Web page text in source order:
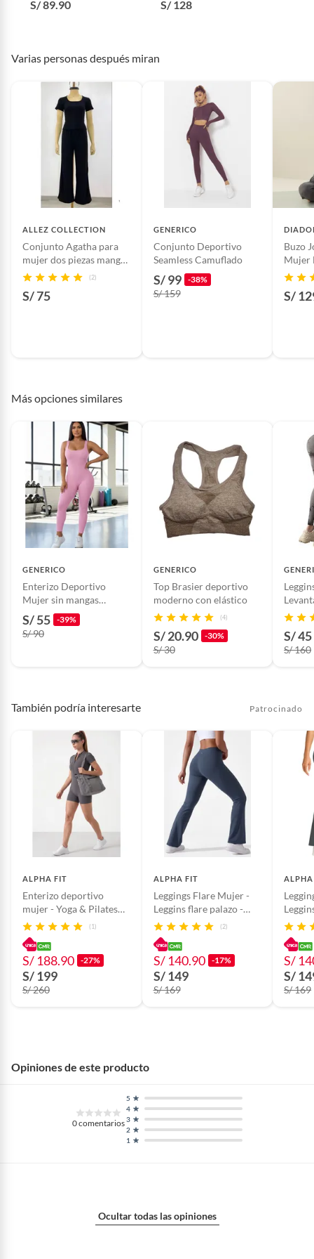
Ancho/diámetro
Garantía del
proveedor
Género Mujer
Incluye
conjunto deportivo en su bolsa
hermetica con cierre
S/ 89.90 S/ 128
Varias personas después miran
ALLEZ COLLECTION
Conjunto Agatha para
mujer dos piezas manga
corta
(2)
S/ 75
GENERICO
Conjunto Deportivo
Seamless Camuflado
S/ 99 -38%
S/ 159
Buzo
Mujer
S/
Más opciones similares
GENERICO
Enterizo Deportivo
Mujer sin mangas
acanalado ROSADO
S/ 55 -39%
S/ 90
GENERICO
Top Brasier deportivo
moderno con elástico
(4)
S/ 20.90 -30%
S/ 30
Gym
S/ 45
S/ 160
También podría interesarte Patrocinado
ALPHA FIT
Enterizo deportivo
mujer - Yoga & Pilates
Suit - Conjunto gym
(1)
S/ 188.90 -27%
S/ 199
S/ 260
ALPHA FIT
Leggings Flare Mujer -
Leggins flare palazo -
Malla deportiva mujer
(2)
S/ 140.90 -17%
S/ 149
S/ 169
Malla
S/
S/
S/ 169
Opiniones de este producto
0comentarios
1
2
3
4
5
Ocultar todas las opiniones